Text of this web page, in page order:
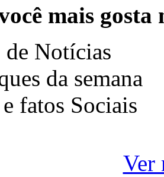
mais
de Notícias
da semana
fatos Sociais
Ver